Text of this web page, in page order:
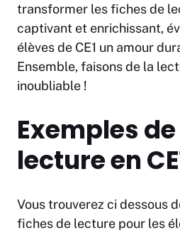
transformer les fiches de
captivant et enrichissant,
élèves de CE1 un amour
Ensemble, faisons de la
inoubliable !
Exemples
lecture en
Vous trouverez ci dessous
fiches de lecture pour les